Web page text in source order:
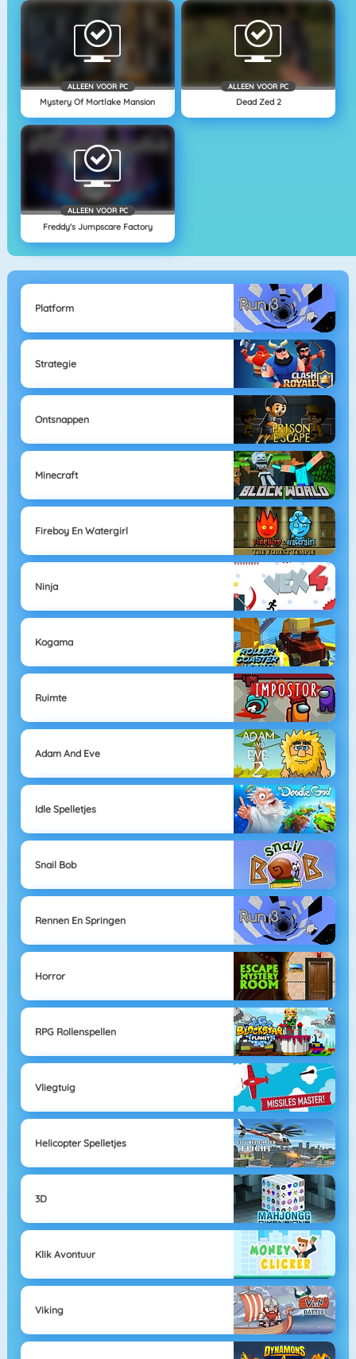
ALLEEN VOOR PC
Mystery Of Mortlake Mansion
ALLEEN VOOR PC
Dead Zed 2
ALLEEN VOOR PC
Freddy's Jumpscare Factory
Platform
Strategie
Ontsnappen
Minecraft
Fireboy En Watergirl
Ninja
Kogama
Ruimte
Adam And Eve
Idle Spelletjes
Snail Bob
Rennen En Springen
Horror
RPG Rollenspellen
Vliegtuig
Helicopter Spelletjes
3D
Klik Avontuur
Viking